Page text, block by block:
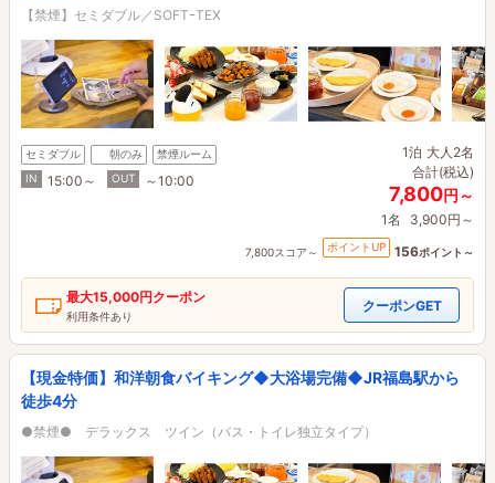
【禁煙】セミダブル／SOFTｰTEX
セミダブル 朝のみ
禁煙ルーム
IN
15:00～ OUT ～10:00
1泊 大人2名
合計(税込)
7,800円～
1名 3,900円～
7,800スコア～ ポイントUP 156ポイント～
最大15,000円クーポン
利用条件あり
クーポンGET
【現金特価】和洋朝食バイキング◆大浴場完備◆JR福島駅から
徒歩4分
●禁煙● デラックス ツイン（バス・トイレ独立タイプ）